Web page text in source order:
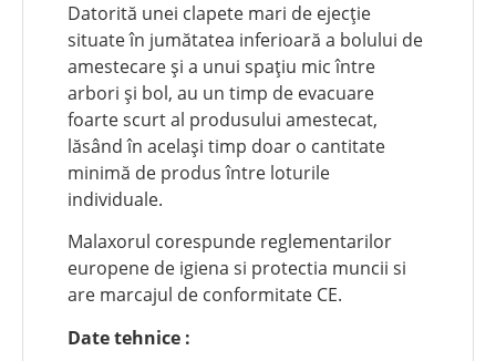
Datorită unei clapete mari de ejecție
situate în jumătatea inferioară a bolului de
amestecare și a unui spațiu mic între
arbori și bol, au un timp de evacuare
foarte scurt al produsului amestecat,
lăsând în același timp doar o cantitate
minimă de produs între loturile
individuale.
Malaxorul corespunde reglementarilor
europene de igiena si protectia muncii si
are marcajul de conformitate CE.
Date tehnice :